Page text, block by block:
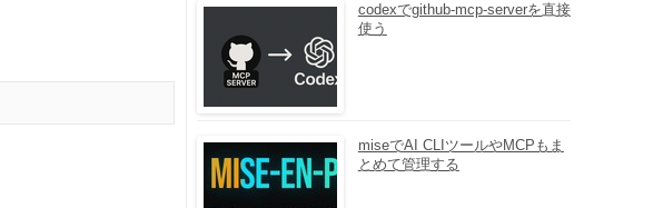
codexでgithub-mcp-serverを直接
使う
miseでAI CLIツールやMCPもま
とめて管理する